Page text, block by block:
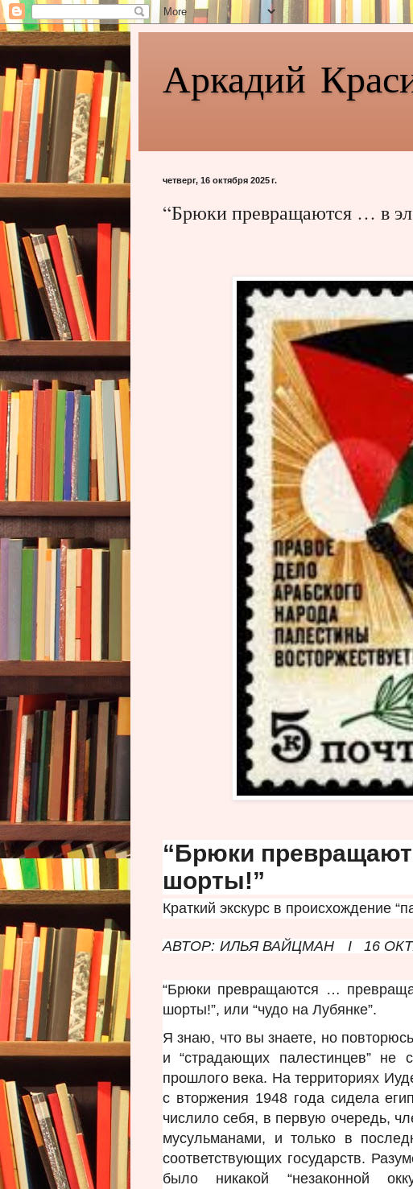
Аркадий
четверг, 16 октября 2025 г.
“Брюки превращаются … в
“Брюки
шорты!”
Краткий экскурс в происхождение
АВТОР: ИЛЬЯ ВАЙЦМАН I 16
“Брюки превращаются …
шорты!”, или “чудо на Лубянке”.
Я знаю, что вы знаете, но
и “страдающих палестинцев” не
прошлого века. На территориях
с вторжения 1948 года сидела
числило себя, в первую очередь,
мусульманами, и только в
соответствующих государств.
было никакой “незаконной